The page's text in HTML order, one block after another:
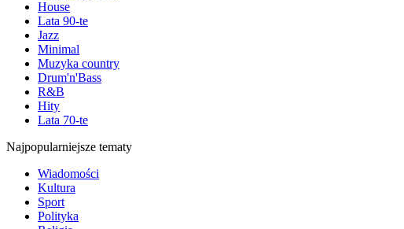
House
Lata 90-te
Jazz
Minimal
Muzyka country
Drum'n'Bass
R&B
Hity
Lata 70-te
Najpopularniejsze tematy
Wiadomości
Kultura
Sport
Polityka